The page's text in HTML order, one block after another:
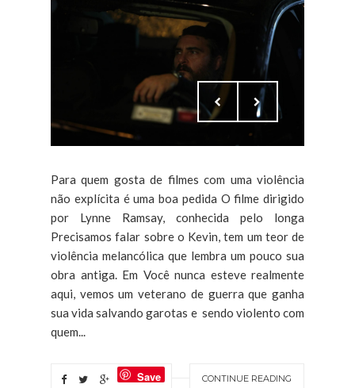
Para quem gosta de filmes com uma violência
não explícita é uma boa pedida O filme dirigido
por Lynne Ramsay, conhecida pelo longa
Precisamos falar sobre o Kevin, tem um teor de
violência melancólica que lembra um pouco sua
obra antiga. Em Você nunca esteve realmente
aqui, vemos um veterano de guerra que ganha
sua vida salvando garotas e sendo violento com
quem...
CONTINUE READING
Save